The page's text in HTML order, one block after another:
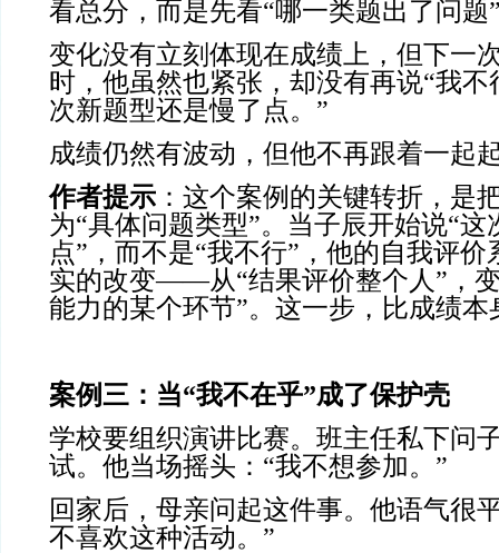
看总分，而是先看“哪一类题出了问题
变化没有立刻体现在成绩上，但下一
时，他虽然也紧张，却没有再说“我不
次新题型还是慢了点。”
成绩仍然有波动，但他不再跟着一起
作者提示 ：这个案例的关键转折，是
为“具体问题类型”。当子辰开始说“这
点”，而不是“我不行”，他的自我评
实的改变——从“结果评价整个人”，
能力的某个环节”。这一步，比成绩本
案例三：当“我不在乎”成了保护壳
学校要组织演讲比赛。班主任私下问
试。他当场摇头：“我不想参加。”
回家后，母亲问起这件事。他语气很
不喜欢这种活动。”